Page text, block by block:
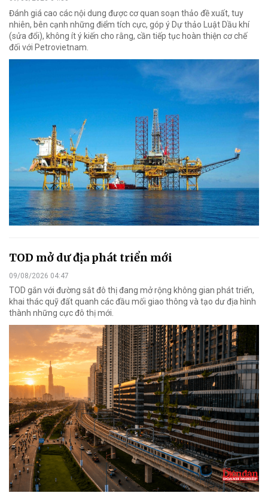
Đánh giá cao các nội dung được cơ quan soạn thảo đề xuất, tuy
nhiên, bên cạnh những điểm tích cực, góp ý Dự thảo Luật Dầu khí
(sửa đổi), không ít ý kiến cho rằng, cần tiếp tục hoàn thiện cơ chế
đối với Petrovietnam.
TOD mở dư địa phát triển mới
09/08/2026 04:47
TOD gắn với đường sắt đô thị đang mở rộng không gian phát triển,
khai thác quỹ đất quanh các đầu mối giao thông và tạo dư địa hình
thành những cực đô thị mới.